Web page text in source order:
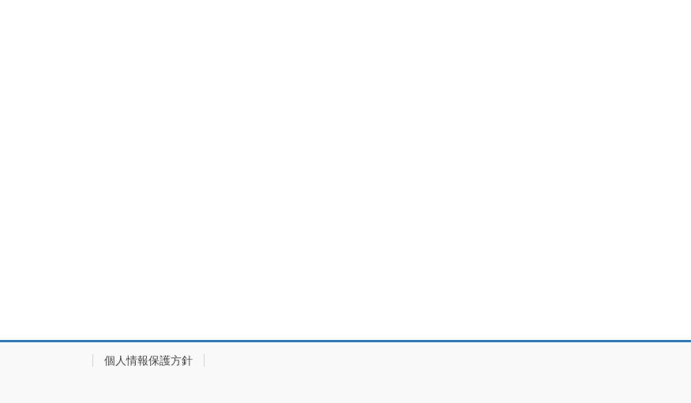
個人情報保護方針